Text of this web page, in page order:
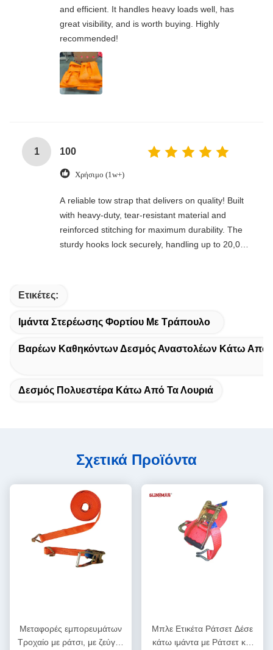
and efficient. It handles heavy loads well, has
great visibility, and is worth buying. Highly
recommended!
1 100
Χρήσιμο (1w+)
A reliable tow strap that delivers on quality! Built
with heavy-duty, tear-resistant material and
reinforced stitching for maximum durability. The
sturdy hooks lock securely, handling up to 20,000
Ετικέτες:
Ιμάντα Στερέωσης Φορτίου Με Τράπουλο
Βαρέων Καθηκόντων Δεσμός Αναστολέων Κάτω Από
Δεσμός Πολυεστέρα Κάτω Από Τα Λουριά
Σχετικά Προϊόντα
Μεταφορές εμπορευμάτων
Τροχαίο με ράτσι, με ζεύγος
Μπλε Ετικέτα Ράτσετ Δέσε
κάτω ιμάντα με Ράτσετ και